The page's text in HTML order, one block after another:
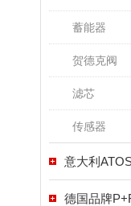
蓄能器
贺德克阀
滤芯
传感器
意大利
德国品牌